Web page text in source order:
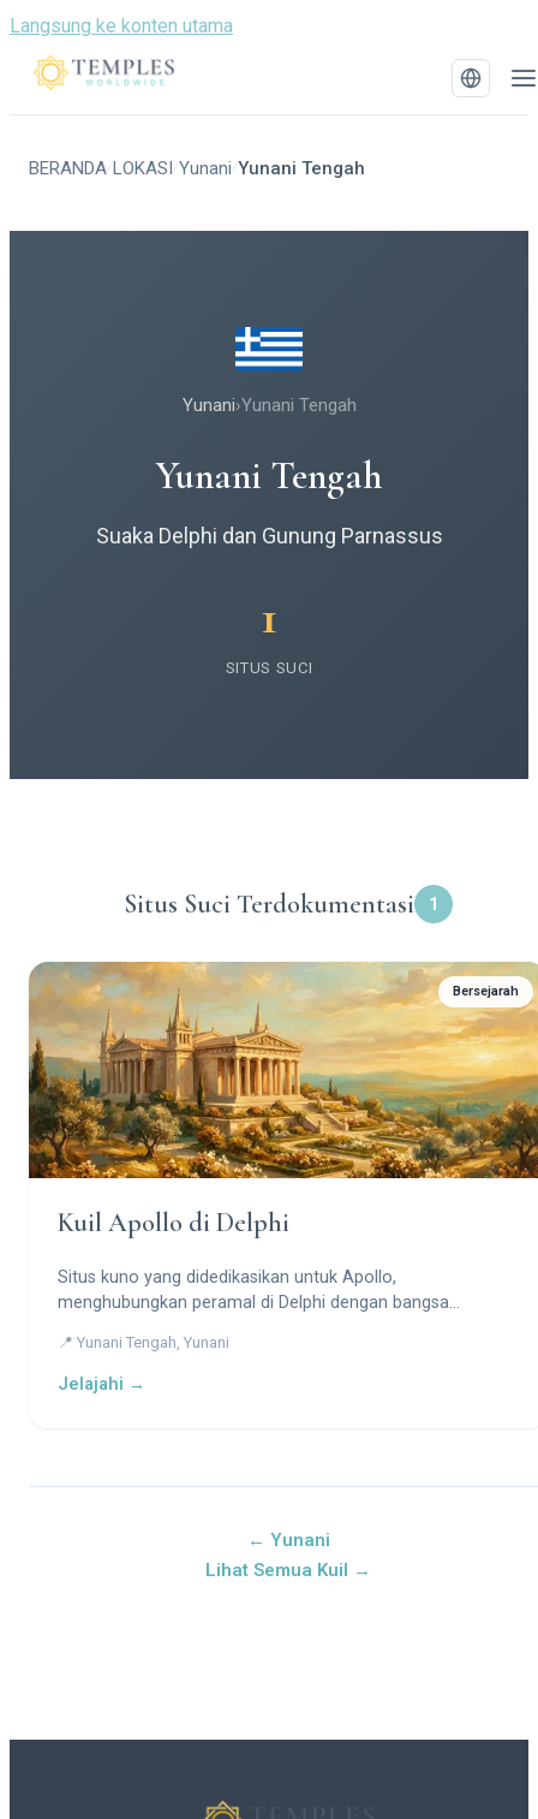
Langsung ke konten utama
BERANDA/LOKASI /Yunani /Yunani Tengah
Yunani›Yunani Tengah
Yunani Tengah
Suaka Delphi dan Gunung Parnassus
1
SITUS SUCI
Situs Suci Terdokumentasi 1
Bersejarah
Kuil Apollo di Delphi
Situs kuno yang didedikasikan untuk Apollo,
menghubungkan peramal di Delphi dengan bangsa
📍 Yunani Tengah, Yunani
Jelajahi →
← Yunani
Lihat Semua Kuil →